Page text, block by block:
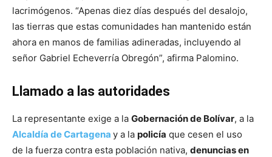
lacrimógenos. “Apenas diez días después del desalojo,
las tierras que estas comunidades han mantenido están
ahora en manos de familias adineradas, incluyendo al
señor Gabriel Echeverría Obregón”, afirma Palomino.
Llamado a las autoridades
La representante exige a la Gobernación de Bolívar, a la
Alcaldía de Cartagena y a la policía que cesen el uso
de la fuerza contra esta población nativa, denuncias en